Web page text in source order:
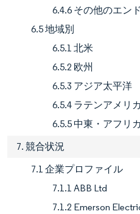
6.4.6 その他のエン
6.5 地域別
6.5.1 北米
6.5.2 欧州
6.5.3 アジア太平洋
6.5.4 ラテンアメリカ
6.5.5 中東・アフリカ
7. 競合状況
7.1 企業プロファイル
7.1.1 ABB Ltd
7.1.2 Emerson